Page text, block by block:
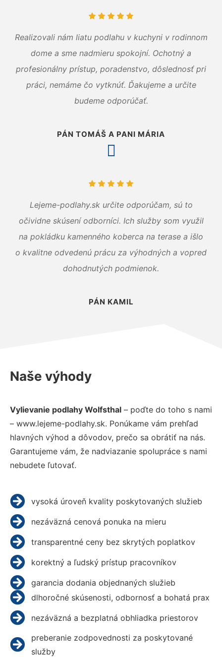
Realizovali nám liatu podlahu v kuchyni v rodinnom
dome a sme nadmieru spokojní. Ochotný a
profesionálny prístup, poradenstvo, dôslednosť pri
práci, nemáme čo vytknúť. Ďakujeme a určite
budeme odporúčať.
PÁN TOMÁŠ A PANI MÁRIA
Lejeme-podlahy.sk určite odporúčam, sú to
očividne skúsení odborníci. Ich služby som využil
na pokládku kamenného koberca na terase a išlo
o kvalitne odvedenú prácu za výhodných a vopred
dohodnutých podmienok.
PÁN KAMIL
Naše výhody
Vylievanie podlahy Wolfsthal – poďte do toho s nami
– www.lejeme-podlahy.sk. Ponúkame vám prehľad
hlavných výhod a dôvodov, prečo sa obrátiť na nás.
Garantujeme vám, že nadviazanie spolupráce s nami
nebudete ľutovať.
vysoká úroveň kvality poskytovaných služieb
nezáväzná cenová ponuka na mieru
transparentné ceny bez skrytých poplatkov
korektný a ľudský prístup pracovníkov
garancia dodania objednaných služieb
dlhoročné skúsenosti, odbornosť a bohatá prax
nezáväzná a bezplatná obhliadka priestorov
preberanie zodpovednosti za poskytované
služby